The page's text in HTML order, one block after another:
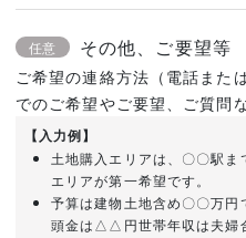
任意 その他、ご要望等
ご希望の連絡方法（電話また
でのご希望やご要望、ご質問
【入力例】
土地購入エリアは、〇〇駅
エリアが第一希望です。
予算は建物土地含め〇〇万円
頭金は△△円世帯年収は夫婦